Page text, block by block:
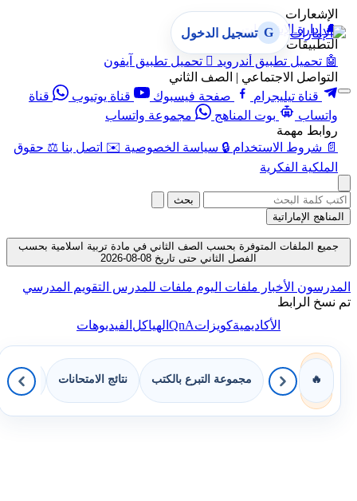
الإشعارات
🔔 إدارة الإشعارات
التطبيقات
🤖 تحميل تطبيق أندرويد  تحميل تطبيق آيفون
التواصل الاجتماعي | الصف الثاني
قناة تيليجرام
صفحة فيسبوك قناة يوتيوب
قناة
واتساب
بوت المناهج
مجموعة واتساب
روابط مهمة
📄 شروط الاستخدام 🔒 سياسة الخصوصية ✉️ اتصل بنا ⚖️ حقوق
الملكية الفكرية
G تسجيل الدخول
بحث
المناهج الإماراتية
جميع الملفات المتوفرة بحسب الصف الثاني في مادة تربية اسلامية بحسب
الفصل الثاني حتى تاريخ 08-08-2026
المدرسون الأخبار ملفات اليوم ملفات للمدرس التقويم المدرسي
تم نسخ الرابط
الأكاديميةكويزاتQnAالهياكلالفيديوهات
🔥 مجموعة التبرع بالكتب نتائج الامتحانات